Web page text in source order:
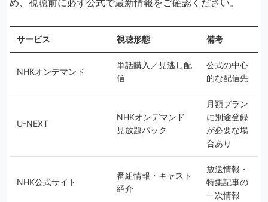
め、視聴前に必ず公式で最新情報をご確認ください。
サービス 視聴形態 備考
NHKオンデマンド
単話購入／見逃し配
信
公式の中心
的な配信先
U-NEXT
NHKオンデマンド
見放題パック
月額プラン
に別途登録
が必要な場
合あり
NHK公式サイト
番組情報・キャスト
紹介
放送情報・
特集記事の
一次情報